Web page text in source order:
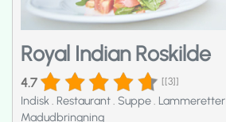
Royal Indian Roskilde
4.7 [[3]]
Indisk. Restaurant. Suppe. Lammeretter
Madudbringning